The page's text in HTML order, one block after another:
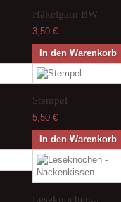
Häkelgarn BW
3,50 €
In den Warenkorb
Stempel
5,50 €
In den Warenkorb
Leseknochen...